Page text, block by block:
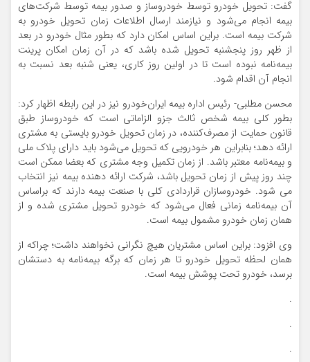
گفت: تحویل خودرو توسط خودروساز و صدور بیمه توسط شرکت‌های
بیمه انجام می‌شود و نیازمند ارسال اطلاعات زمان تحویل خودرو به
شرکت بیمه است. براین اساس امکان دارد که بطور مثال خودرو در بعد
از ظهر روز پنجشنبه تحویل شده باشد که در آن زمان امکان پرینت
بیمه‌نامه نبوده است تا در اولین روز کاری، یعنی شنبه بعد نسبت به
انجام آن اقدام شود.
محسن مطلبی- رئیس اداره بیمه ایران‌خودرو نیز در این رابطه اظهار کرد:
بطور کلی بیمه شخص ثالث جزو الزاماتی است که خودروساز طبق
قانون حمایت از مصرف‌کننده، در زمان تحویل خودرو بایستی به مشتری
ارائه دهد؛ بنابراین هر خودرویی که تحویل می‌شود باید دارای پلاک ملی
و بیمه‌نامه معتبر باشد. از زمان تکمیل‌ وجه مشتری که بعضا ممکن است
چند روز پیش از زمان تحویل باشد، شرکت ارائه دهنده بیمه نیز انتخاب
می شود. خودروسازان قراردادی کلی با صنعت بیمه دارند که براساس
آن بیمه‌نامه زمانی فعال می‌شود که خودرو تحویل مشتری شده و از
همان زمان خودرو مشمول بیمه است.
وی افزود: براین اساس مشتریان هیچ نگرانی نخواهند داشت؛ چراکه از
همان لحظه تحویل خودرو تا هر زمان که برگه بیمه‌نامه به دستشان
برسد، خودرو تحت پوشش بیمه است.
.
.
.